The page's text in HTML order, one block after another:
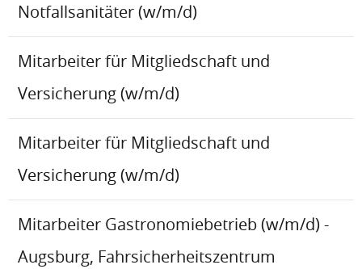
Notfallsanitäter (w/m/d)
Mitarbeiter für Mitgliedschaft und
Versicherung (w/m/d)
Mitarbeiter für Mitgliedschaft und
Versicherung (w/m/d)
Mitarbeiter Gastronomiebetrieb (w/m/d) -
Augsburg, Fahrsicherheitszentrum